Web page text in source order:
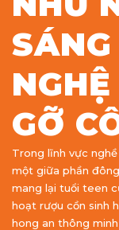
GỠ
Trong lĩnh vực
một giữa phần
mang lại tuổi teen
hoạt rượu cồn sinh
hong an thông